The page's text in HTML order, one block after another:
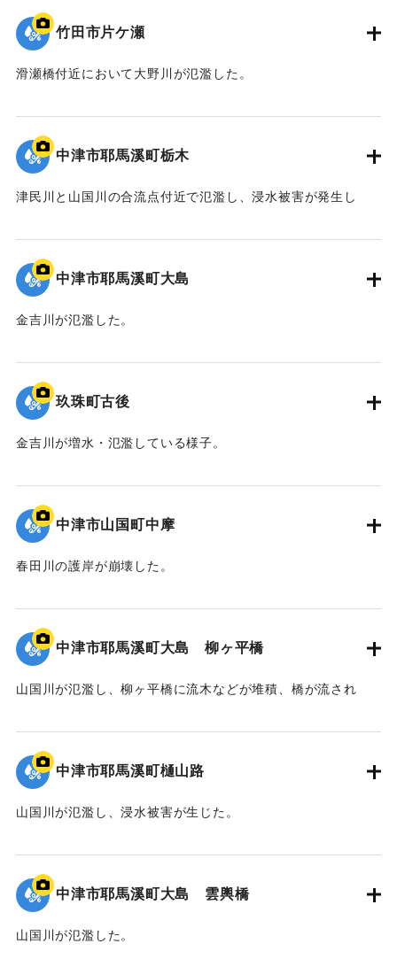
竹田市片ケ瀬
滑瀬橋付近において大野川が氾濫した。
｜固有コード:09922046
中津市耶馬溪町栃木
津民川と山国川の合流点付近で氾濫し、浸水被害が発生し
｜固有コード:
中津市耶馬溪町大島
金吉川が氾濫した。
｜固有コード:09922044
玖珠町古後
金吉川が増水・氾濫している様子。
｜固有コード:09922043
中津市山国町中摩
春田川の護岸が崩壊した。
｜固有コード:09922042
中津市耶馬溪町大島 柳ヶ平橋
山国川が氾濫し、柳ヶ平橋に流木などが堆積、橋が流され
｜固有コード:
中津市耶馬溪町樋山路
山国川が氾濫し、浸水被害が生じた。
｜固有コード:09922040
中津市耶馬溪町大島 雲輿橋
山国川が氾濫した。